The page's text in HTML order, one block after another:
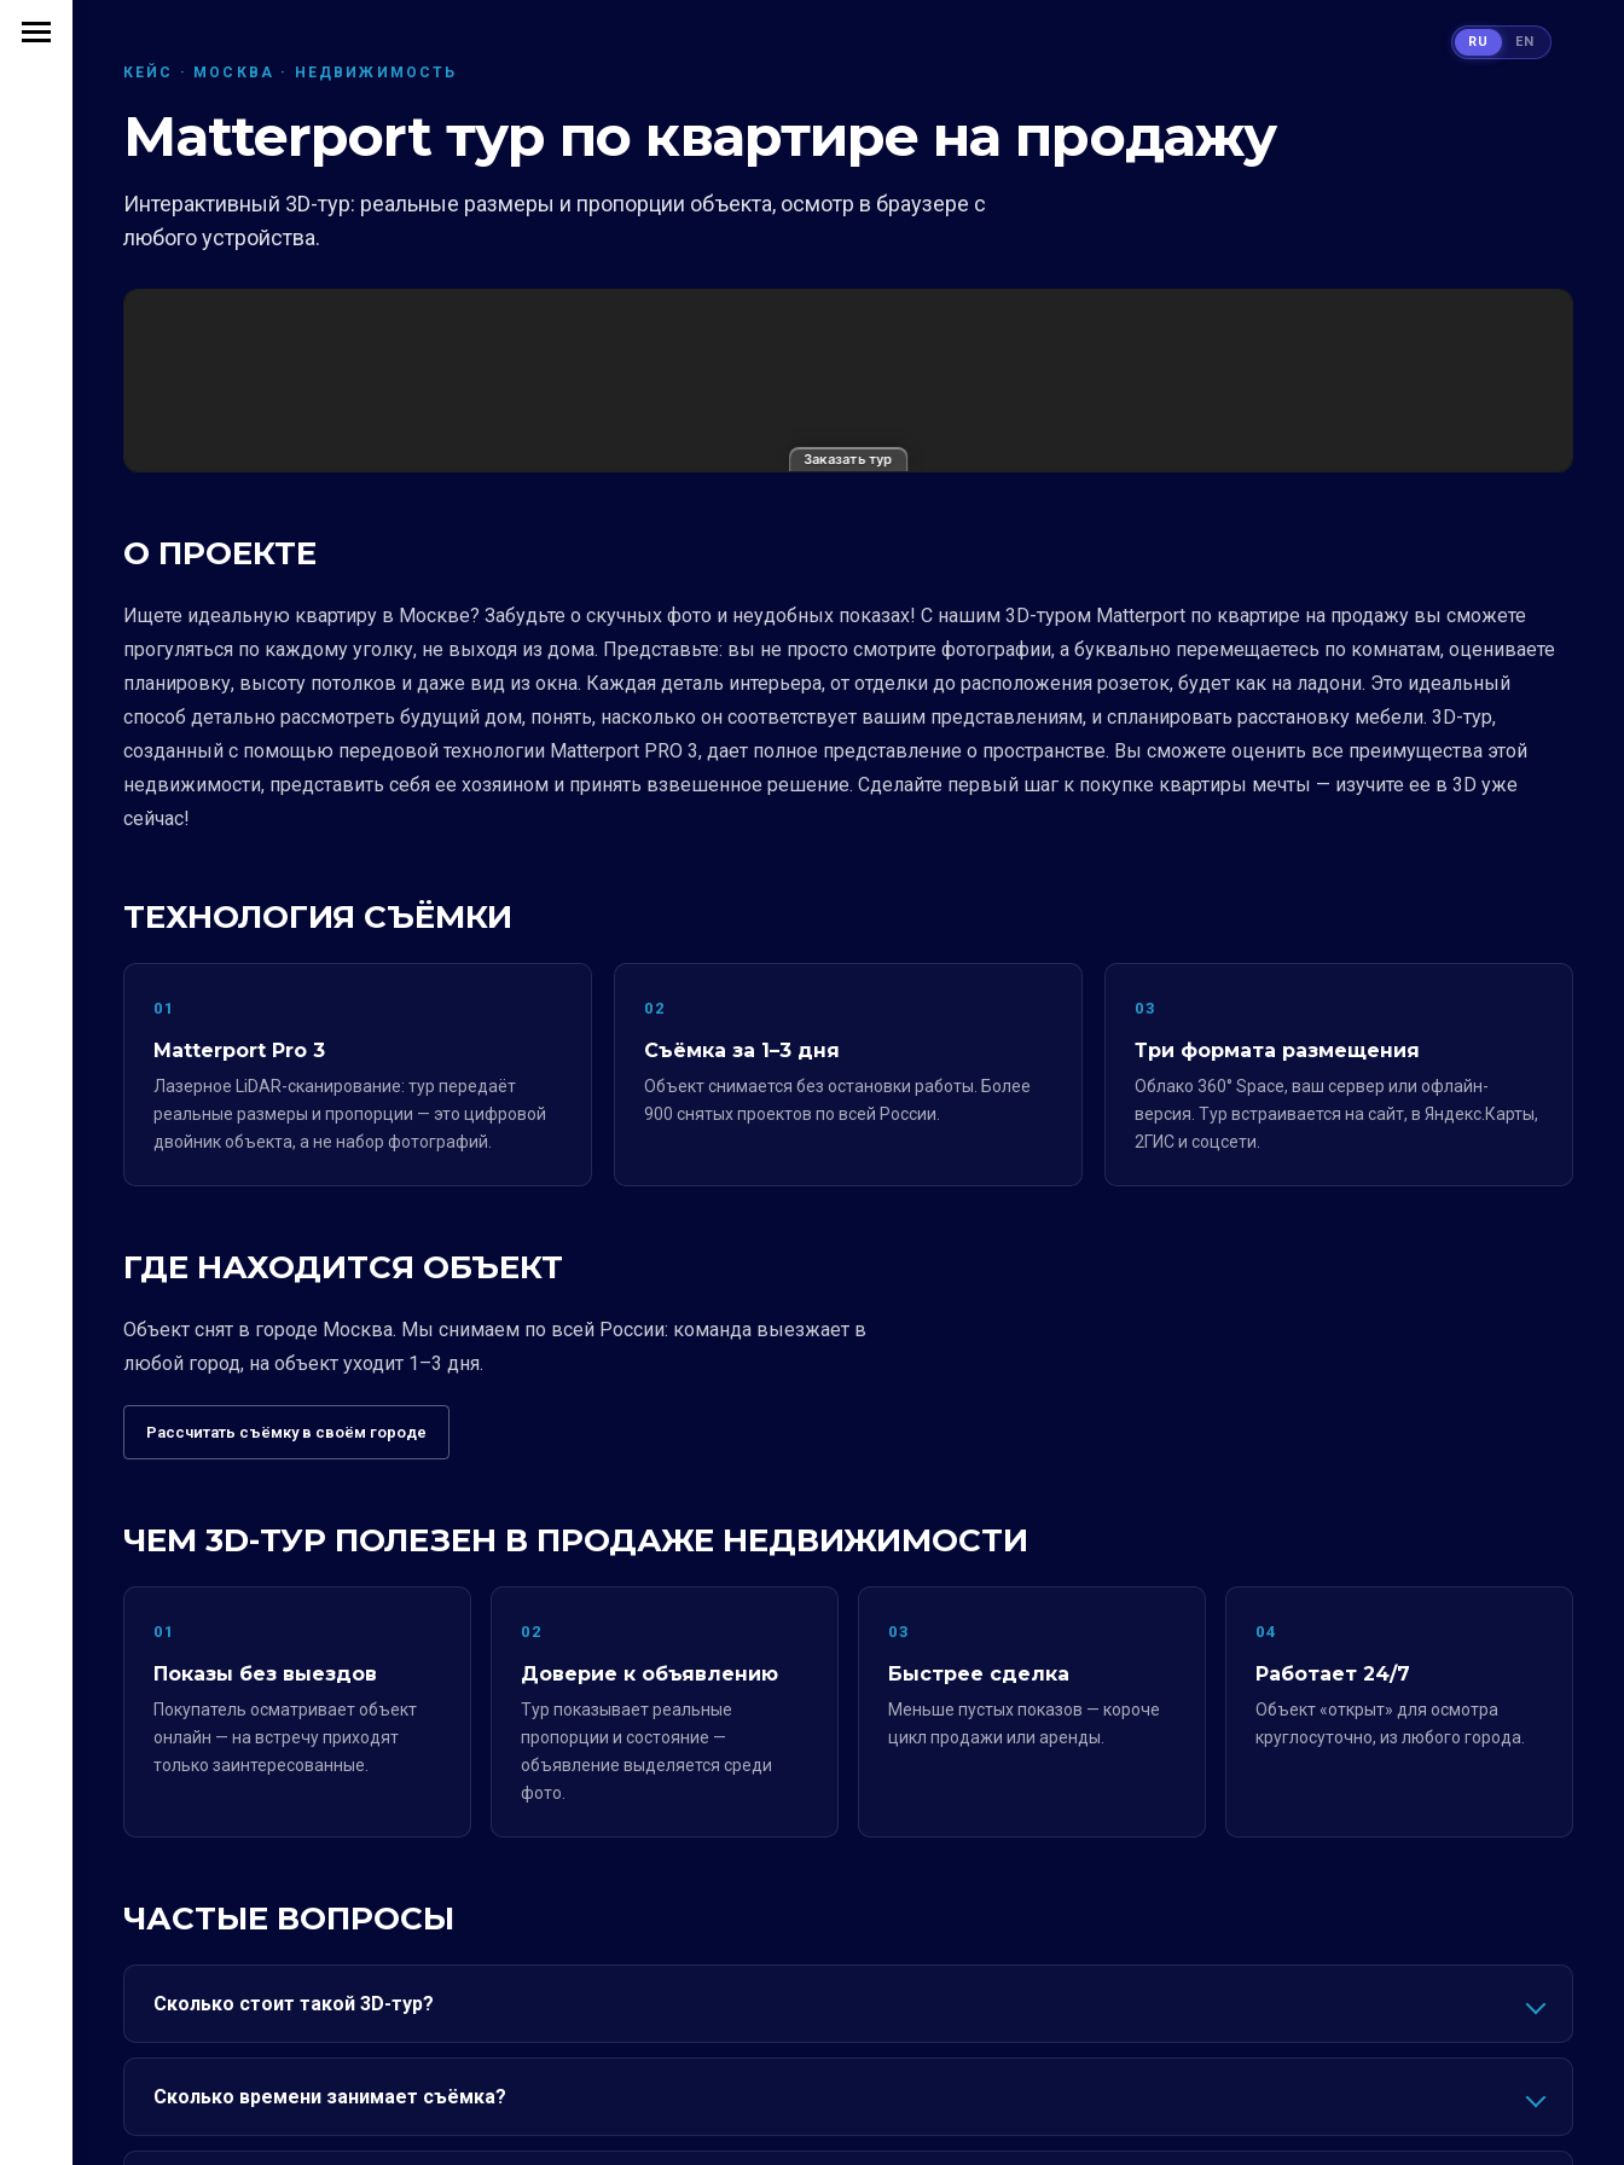
КЕЙС · МОСКВА · НЕДВИЖИМОСТЬ
Matterport тур по квартире на продажу
Интерактивный 3D-тур: реальные размеры и пропорции объекта, осмотр в браузере с
любого устройства.
Заказать тур
О ПРОЕКТЕ
Ищете идеальную квартиру в Москве? Забудьте о скучных фото и неудобных показах! С нашим 3D-туром Matterport по квартире на продажу вы сможете
прогуляться по каждому уголку, не выходя из дома. Представьте: вы не просто смотрите фотографии, а буквально перемещаетесь по комнатам, оцениваете
планировку, высоту потолков и даже вид из окна. Каждая деталь интерьера, от отделки до расположения розеток, будет как на ладони. Это идеальный
способ детально рассмотреть будущий дом, понять, насколько он соответствует вашим представлениям, и спланировать расстановку мебели. 3D-тур,
созданный с помощью передовой технологии Matterport PRO 3, дает полное представление о пространстве. Вы сможете оценить все преимущества этой
недвижимости, представить себя ее хозяином и принять взвешенное решение. Сделайте первый шаг к покупке квартиры мечты — изучите ее в 3D уже
сейчас!
ТЕХНОЛОГИЯ СЪЁМКИ
01
Matterport Pro 3
Лазерное LiDAR-сканирование: тур передаёт
реальные размеры и пропорции — это цифровой
двойник объекта, а не набор фотографий.
02
Съёмка за 1–3 дня
Объект снимается без остановки работы. Более
900 снятых проектов по всей России.
03
Три формата размещения
Облако 360° Space, ваш сервер или офлайн-
версия. Тур встраивается на сайт, в Яндекс.Карты,
2ГИС и соцсети.
ГДЕ НАХОДИТСЯ ОБЪЕКТ
Объект снят в городе Москва. Мы снимаем по всей России: команда выезжает в
любой город, на объект уходит 1–3 дня.
Рассчитать съёмку в своём городе
ЧЕМ 3D-ТУР ПОЛЕЗЕН В ПРОДАЖЕ НЕДВИЖИМОСТИ
01
Показы без выездов
Покупатель осматривает объект
онлайн — на встречу приходят
только заинтересованные.
02
Доверие к объявлению
Тур показывает реальные
пропорции и состояние —
объявление выделяется среди
фото.
03
Быстрее сделка
Меньше пустых показов — короче
цикл продажи или аренды.
04
Работает 24/7
Объект «открыт» для осмотра
круглосуточно, из любого города.
ЧАСТЫЕ ВОПРОСЫ
Сколько стоит такой 3D-тур?
Сколько времени занимает съёмка?
RU EN